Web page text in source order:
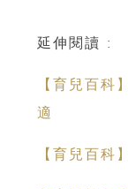
延伸閱讀 :
【育兒百科
適
【育兒百科